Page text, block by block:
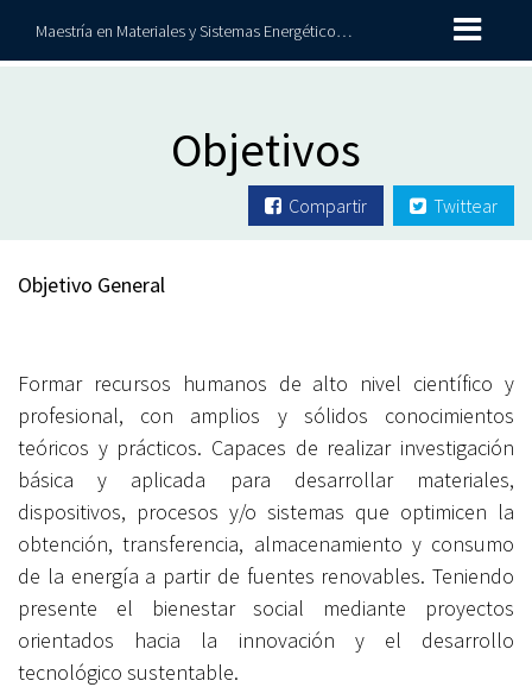
Maestría en Materiales y Sistemas Energéticos Renovables
Objetivos
Compartir Twittear
Objetivo General
Formar recursos humanos de alto nivel científico y
profesional, con amplios y sólidos conocimientos
teóricos y prácticos. Capaces de realizar investigación
básica y aplicada para desarrollar materiales,
dispositivos, procesos y/o sistemas que optimicen la
obtención, transferencia, almacenamiento y consumo
de la energía a partir de fuentes renovables. Teniendo
presente el bienestar social mediante proyectos
orientados hacia la innovación y el desarrollo
tecnológico sustentable.